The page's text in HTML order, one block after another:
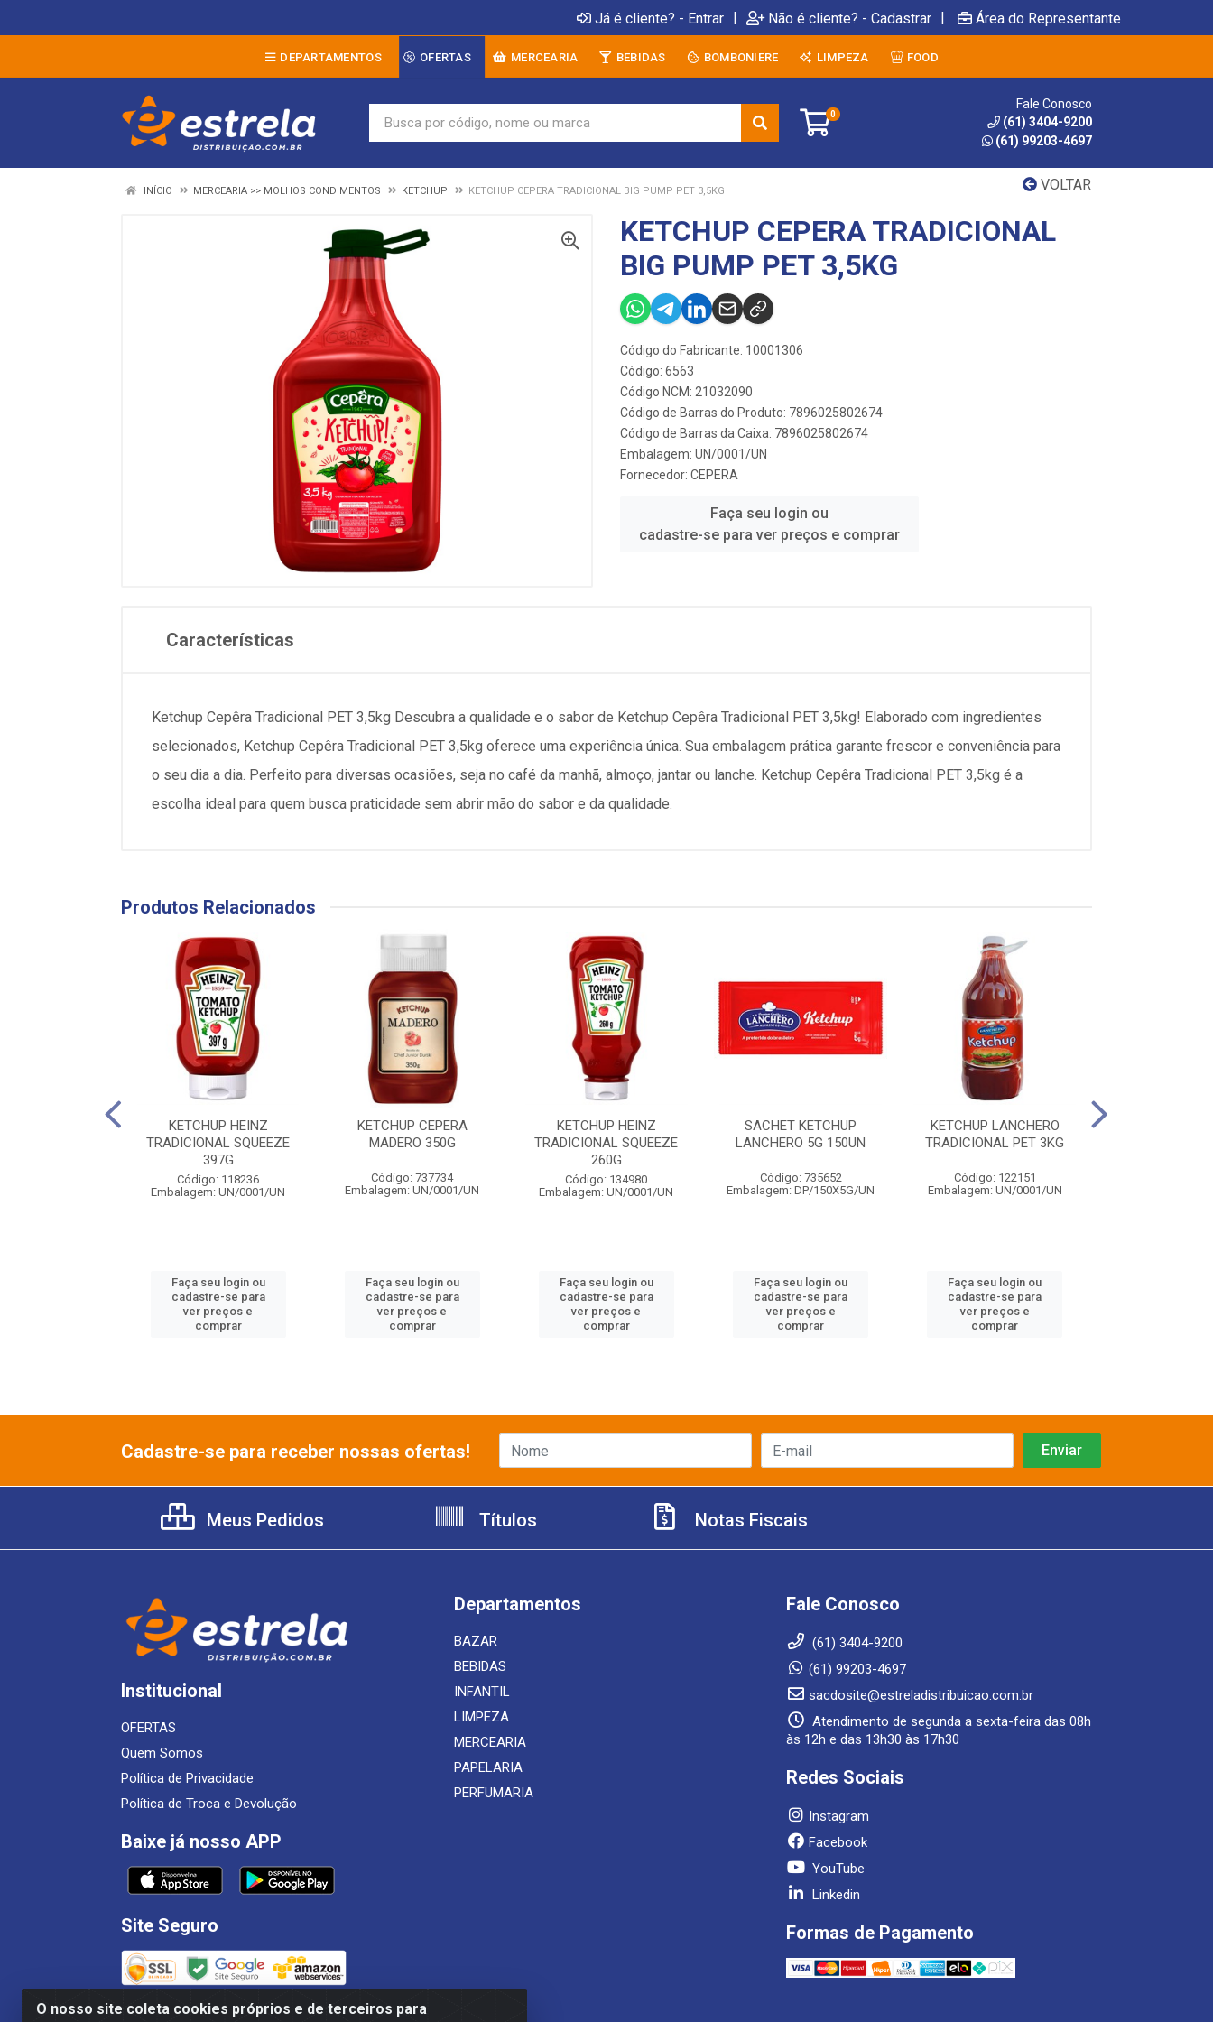
Já é cliente? - Entrar | Não é cliente? - Cadastrar | Área do Representante
DEPARTAMENTOS OFERTAS MERCEARIA BEBIDAS BOMBONIERE LIMPEZA FOOD
0
Fale Conosco
(61) 3404-9200
(61) 99203-4697
VOLTAR
INÍCIO MERCEARIA >> MOLHOS CONDIMENTOS KETCHUP KETCHUP CEPERA TRADICIONAL BIG PUMP PET 3,5KG
KETCHUP CEPERA TRADICIONAL
BIG PUMP PET 3,5KG
Código do Fabricante: 10001306
Código: 6563
Código NCM: 21032090
Código de Barras do Produto: 7896025802674
Código de Barras da Caixa: 7896025802674
Embalagem: UN/0001/UN
Fornecedor: CEPERA
Faça seu login ou
cadastre-se para ver preços e comprar
Características
Ketchup Cepêra Tradicional PET 3,5kg Descubra a qualidade e o sabor de Ketchup Cepêra Tradicional PET 3,5kg! Elaborado com ingredientes
selecionados, Ketchup Cepêra Tradicional PET 3,5kg oferece uma experiência única. Sua embalagem prática garante frescor e conveniência para
o seu dia a dia. Perfeito para diversas ocasiões, seja no café da manhã, almoço, jantar ou lanche. Ketchup Cepêra Tradicional PET 3,5kg é a
escolha ideal para quem busca praticidade sem abrir mão do sabor e da qualidade.
Produtos Relacionados
KETCHUP HEINZ
TRADICIONAL SQUEEZE
397G
Código: 118236
Embalagem: UN/0001/UN
Faça seu login ou
cadastre-se para
ver preços e
comprar
KETCHUP CEPERA
MADERO 350G
Código: 737734
Embalagem: UN/0001/UN
Faça seu login ou
cadastre-se para
ver preços e
comprar
KETCHUP HEINZ
TRADICIONAL SQUEEZE
260G
Código: 134980
Embalagem: UN/0001/UN
Faça seu login ou
cadastre-se para
ver preços e
comprar
SACHET KETCHUP
LANCHERO 5G 150UN
Código: 735652
Embalagem: DP/150X5G/UN
Faça seu login ou
cadastre-se para
ver preços e
comprar
KETCHUP LANCHERO
TRADICIONAL PET 3KG
Código: 122151
Embalagem: UN/0001/UN
Faça seu login ou
cadastre-se para
ver preços e
comprar
O nosso site coleta cookies próprios e de terceiros para
Cadastre-se para receber nossas ofertas!
Meus Pedidos Títulos Notas Fiscais
Institucional
OFERTAS
Quem Somos
Política de Privacidade
Política de Troca e Devolução
Baixe já nosso APP
Site Seguro
Departamentos
BAZAR
BEBIDAS
INFANTIL
LIMPEZA
MERCEARIA
PAPELARIA
PERFUMARIA
Fale Conosco
(61) 3404-9200
(61) 99203-4697
sacdosite@estreladistribuicao.com.br
Atendimento de segunda a sexta-feira das 08h
às 12h e das 13h30 às 17h30
Redes Sociais
Instagram
Facebook
YouTube
Linkedin
Formas de Pagamento